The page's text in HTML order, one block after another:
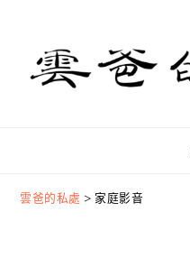
primary
navigation
content
primary
sidebar
雲爸的私處 > 家庭影音